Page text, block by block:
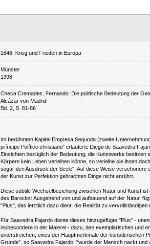
1648: Krieg und Frieden in Europa
Münster
1998
Checa Cremades, Fernando: Die politische Bedeutung der
Alcázar von Madrid
Bd. 2, S. 81-86
Im berühmten Kapitel Empresa Segunda (zweite
príncipe Político christiano" erläuterte Diego de Saavedra
Einsichten bezüglich der Bedeutung, die Kunstwerke besitzen
Körpern kein Leben verleihen könne, so verleihe sie ihnen
sogar den Ausdruck der Seele". Auf diese Weise verschönere
der Kunst zur Perfektion gebrachten Dinge nicht anrührt.
Diese subtile Wechselbeziehung zwischen Natur und Kunst
des Barocks: Ausgehend von und aufbauend auf der Natur,
"Plus", das letztlich dazu dient, die Realität zu vervollständigen
Für Saavedra Fajardo diente dieses hinzugefügte "Plus" -
insbesondere in der Malerei - dazu, den exemplarischen und
unterstreichen, eines der Hauptmerkmale der künstlerischen
Grunde", so Saavedra Fajardo, "wurde der Mensch nackt und